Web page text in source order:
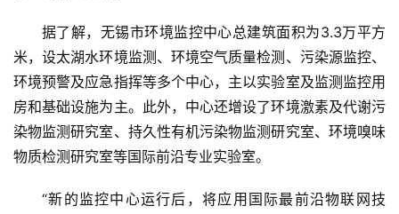
据了解，无锡市环境监控中心总建筑面积为3.3万平方
米，设太湖水环境监测、环境空气质量检测、污染源监控、
环境预警及应急指挥等多个中心，主以实验室及监测监控用
房和基础设施为主。此外，中心还增设了环境激素及代谢污
染物监测研究室、持久性有机污染物监测研究室、环境嗅味
物质检测研究室等国际前沿专业实验室。
“新的监控中心运行后，将应用国际最前沿物联网技